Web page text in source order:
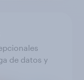
de datos y